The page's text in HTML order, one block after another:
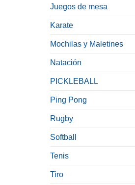
Juegos de mesa
Karate
Mochilas y Maletines
Natación
PICKLEBALL
Ping Pong
Rugby
Softball
Tenis
Tiro